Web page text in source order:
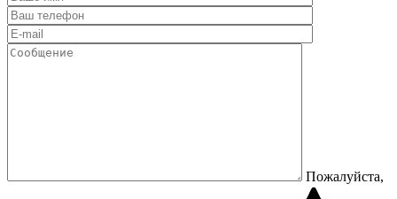
Пожалуйста,